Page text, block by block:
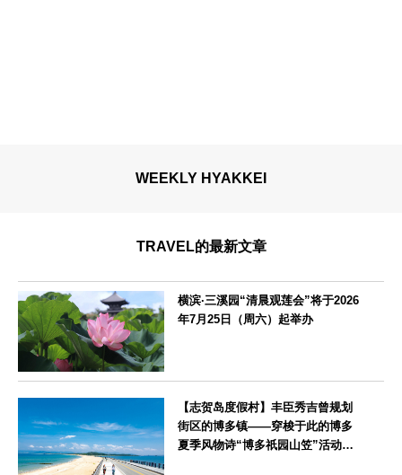
WEEKLY HYAKKEI
TRAVEL的最新文章
横滨·三溪园“清晨观莲会”将于2026
年7月25日（周六）起举办
【志贺岛度假村】丰臣秀吉曾规划
街区的博多镇——穿梭于此的博多
夏季风物诗“博多祇园山笠”活动期